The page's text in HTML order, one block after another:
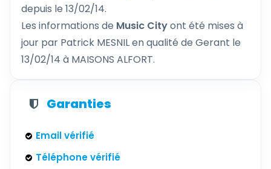
depuis le 13/02/14.
Les informations de Music Cityont été mises à
jour par Patrick MESNIL en qualité de Gerant le
13/02/14 à MAISONS ALFORT.
Garanties
Email vérifié
Téléphone vérifié